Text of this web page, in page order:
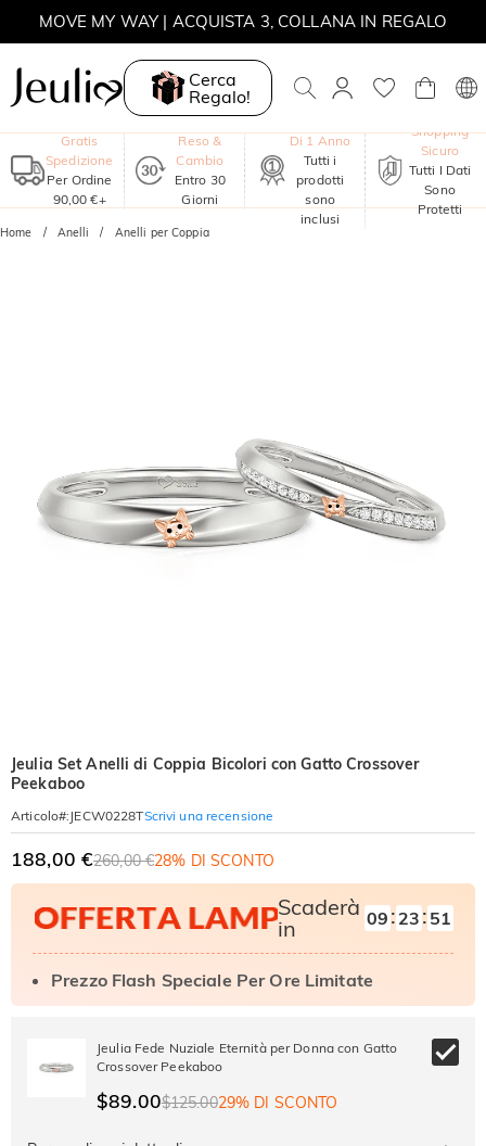
MOVE MY WAY | ACQUISTA 3, COLLANA IN REGALO
Cerca
Regalo!
Gratis
Spedizione
Per Ordine
90,00 €+
Reso &
Cambio
Entro 30
Giorni
Di 1 Anno
Tutti i
prodotti
sono
inclusi
Shopping
Sicuro
Tutti I Dati
Sono
Protetti
Home Anelli Anelli per Coppia
Jeulia Set Anelli di Coppia Bicolori con Gatto Crossover
Peekaboo
Articolo#: JECW0228TScrivi una recensione
188,00 €260,00 €28% DI SCONTO
Scaderà
in
09: 23: 50
Prezzo Flash Speciale Per Ore Limitate
Jeulia Fede Nuziale Eternità per Donna con Gatto
Crossover Peekaboo
$89.00$125.0029% DI SCONTO